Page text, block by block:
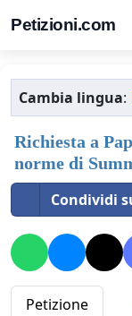
Petizioni.com
Cambia lingua:
Richiesta a
norme di
Condividi
Petizione